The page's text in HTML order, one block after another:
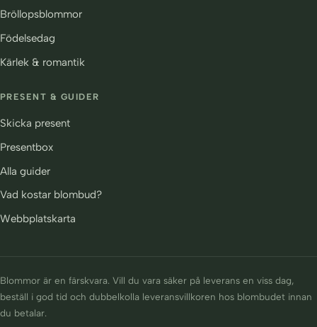
Bröllopsblommor
Födelsedag
Kärlek & romantik
PRESENT & GUIDER
Skicka present
Presentbox
Alla guider
Vad kostar blombud?
Webbplatskarta
Blommor är en färskvara. Vill du vara säker på leverans en viss dag,
beställ i god tid och dubbelkolla leveransvillkoren hos blombudet innan
du betalar.